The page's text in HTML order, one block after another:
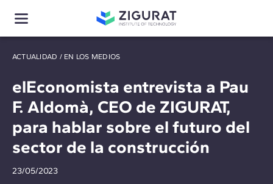
ACTUALIDAD / EN LOS MEDIOS
elEconomista entrevista a Pau
F. Aldomà, CEO de ZIGURAT,
para hablar sobre el futuro del
sector de la construcción
23/05/2023